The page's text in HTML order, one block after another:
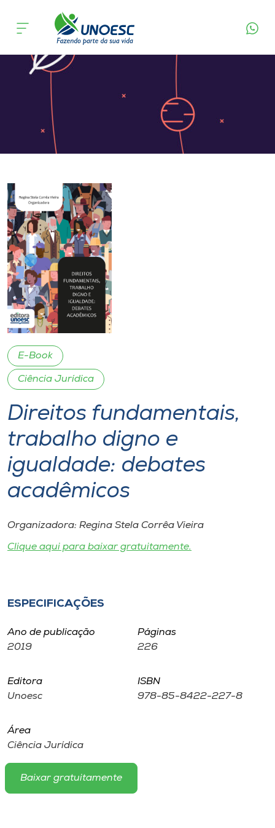
Cursos
Onde estamos
Atendimento ao Estudante
A
Unoesc
Internacionalização
I.nova
Cultura
CPA
Biblioteca
Editora
Rádio
Store
o idioma
A+
A-
E-Book
Ciência Jurídica
Direitos fundamentais,
trabalho digno e
igualdade: debates
acadêmicos
Organizadora: Regina Stela Corrêa Vieira
Clique aqui para baixar gratuitamente.
ESPECIFICAÇÕES
Ano de publicação
2019
Páginas
226
Editora
Unoesc
ISBN
978-85-8422-227-8
Área
Ciência Jurídica
Baixar gratuitamente